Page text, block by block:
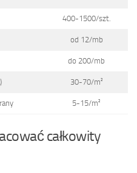
400-1500/szt.
od 12/mb
do 200/mb
30-70/m²
5-15/m²
całkowity